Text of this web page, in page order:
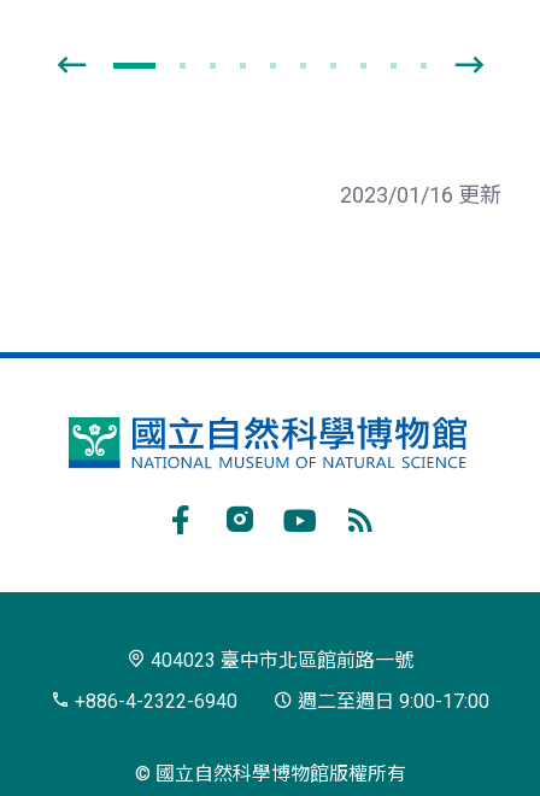
2023/01/16 更新
國
博
閱
404023 臺中市北區館前路一號
+886-4-2322-6940
週二至週日 9:00-17:00
© 國立自然科學博物館版權所有